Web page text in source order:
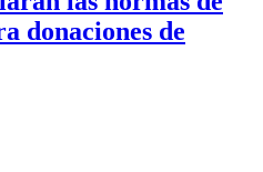
donaciones de